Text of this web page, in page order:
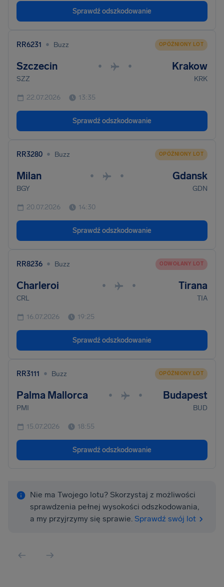
Sprawdź odszkodowanie
RR6231 • Buzz OPÓŹNIONY LOT
Szczecin • • Krakow
SZZ KRK
22.07.2026 13:35
Sprawdź odszkodowanie
RR3280 • Buzz OPÓŹNIONY LOT
Milan • • Gdansk
BGY GDN
20.07.2026 14:30
Sprawdź odszkodowanie
RR8236 • Buzz ODWOŁANY LOT
Charleroi • • Tirana
CRL TIA
16.07.2026 19:25
Sprawdź odszkodowanie
RR3111 • Buzz OPÓŹNIONY LOT
Palma Mallorca • • Budapest
PMI BUD
15.07.2026 18:55
Sprawdź odszkodowanie
Nie ma Twojego lotu? Skorzystaj z możliwości
sprawdzenia pełnej wysokości odszkodowania,
a my przyjrzymy się sprawie. Sprawdź swój lot